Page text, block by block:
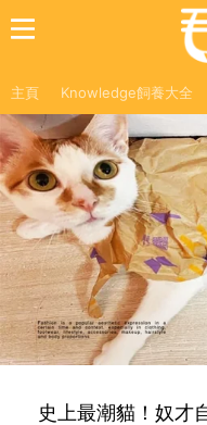
主頁 Knowledge飼養大全
史上最潮貓！奴才